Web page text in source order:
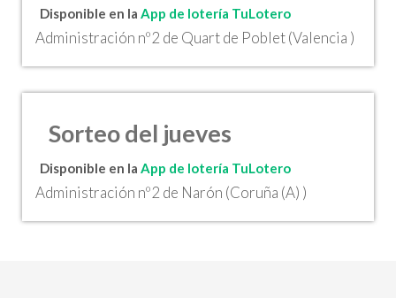
Disponible en la App de lotería TuLotero
Administración nº2 de Quart de Poblet (Valencia )
Sorteo del jueves
Disponible en la App de lotería TuLotero
Administración nº2 de Narón (Coruña (A) )